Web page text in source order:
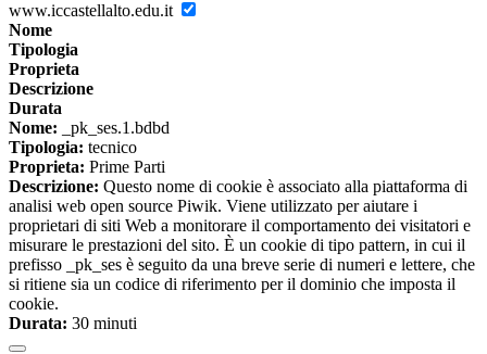
www.iccastellalto.edu.it
Nome
Tipologia
Proprieta
Descrizione
Durata
Nome: _pk_ses.1.bdbd
Tipologia: tecnico
Proprieta: Prime Parti
Descrizione: Questo nome di cookie è associato alla piattaforma di
analisi web open source Piwik. Viene utilizzato per aiutare i
proprietari di siti Web a monitorare il comportamento dei visitatori e
misurare le prestazioni del sito. È un cookie di tipo pattern, in cui il
prefisso _pk_ses è seguito da una breve serie di numeri e lettere, che
si ritiene sia un codice di riferimento per il dominio che imposta il
cookie.
Durata: 30 minuti